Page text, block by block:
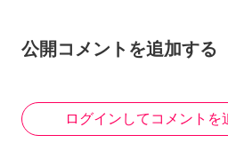
公開コメントを追加する
ログインしてコメントを